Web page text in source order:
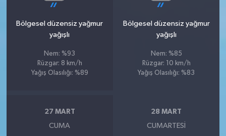
Bölgesel düzensiz yağmur
yağışlı
Nem: %93
Rüzgar: 8 km/h
Yağış Olasılığı: %89
Bölgesel düzensiz yağmur
yağışlı
Nem: %85
Rüzgar: 10 km/h
Yağış Olasılığı: %83
27 MART
CUMA
28 MART
CUMARTESI